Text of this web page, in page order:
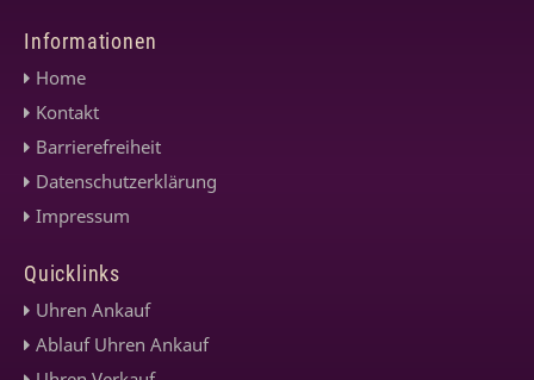
Informationen
Home
Kontakt
Barrierefreiheit
Datenschutzerklärung
Impressum
Quicklinks
Uhren Ankauf
Ablauf Uhren Ankauf